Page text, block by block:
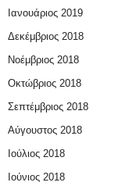
Ιανουάριος 2019
Δεκέμβριος 2018
Νοέμβριος 2018
Οκτώβριος 2018
Σεπτέμβριος 2018
Αύγουστος 2018
Ιούλιος 2018
Ιούνιος 2018